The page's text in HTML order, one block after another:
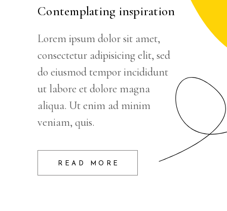
Contemplating inspiration
Lorem ipsum dolor sit amet,
consectetur adipisicing elit, sed
do eiusmod tempor incididunt
ut labore et dolore magna
aliqua. Ut enim ad minim
veniam, quis.
READ MORE